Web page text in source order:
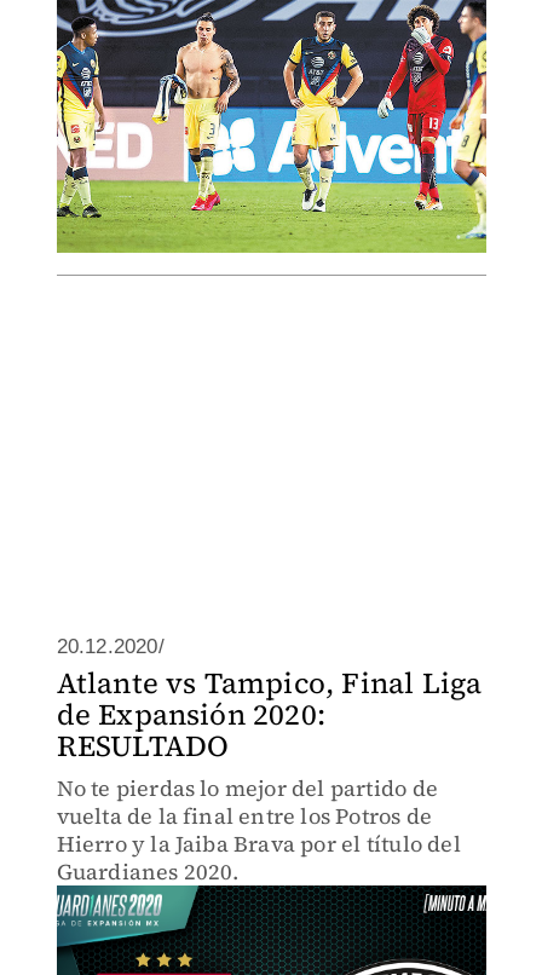
20.12.2020/
Atlante vs Tampico, Final Liga
de Expansión 2020:
RESULTADO
No te pierdas lo mejor del partido de
vuelta de la final entre los Potros de
Hierro y la Jaiba Brava por el título del
Guardianes 2020.